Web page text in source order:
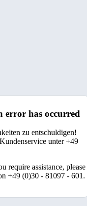
error has occurred
zu entschuldigen!
unter +49
require assistance, please
+49 (0)30 - 81097 - 601.